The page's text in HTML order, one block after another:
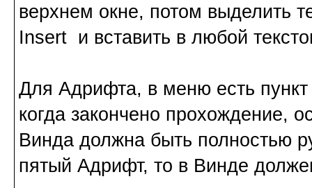
верхнем окне, потом выделить
Insert и вставить в любой
Для Адрифта, в меню есть
когда закончено прохождение,
Винда должна быть полностью
пятый Адрифт, то в Винде